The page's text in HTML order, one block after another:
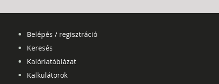
Belépés / regisztráció
Keresés
Kalóriatáblázat
Kalkulátorok